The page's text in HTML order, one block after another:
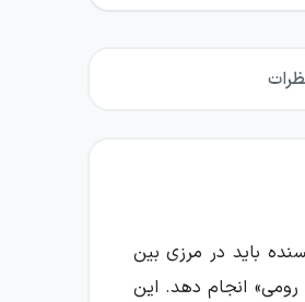
باید در مرزی بین
انجام دهد. این